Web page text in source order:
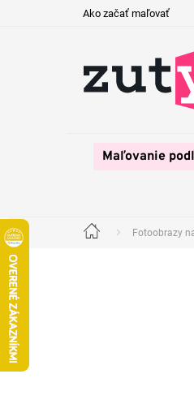
Ako začať maľovať
Maľovanie
Domov Fotoobrazy